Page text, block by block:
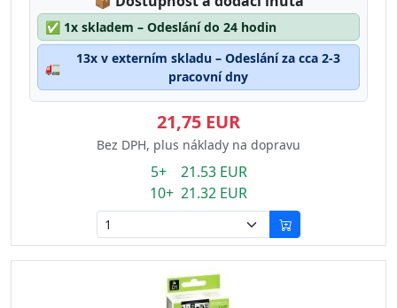
✅ 1x skladem – Odeslání do 24 hodin
🚛
13x v externím skladu – Odeslání za cca 2-3
pracovní dny
21,75 EUR
Bez DPH, plus náklady na dopravu
5+ 21.53 EUR
10+ 21.32 EUR